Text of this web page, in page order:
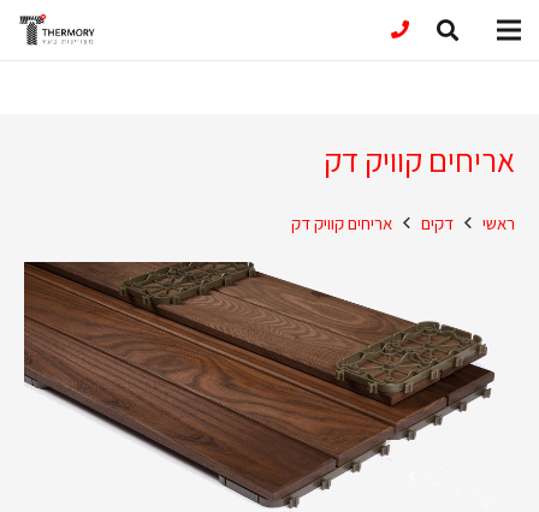
אריחים קוויק דק
ראשי דקים אריחים קוויק דק